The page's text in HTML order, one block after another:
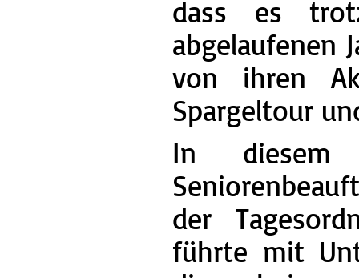
dass es
abgelaufenen
von ihren
Spargeltour
In diesem
der
führte mit